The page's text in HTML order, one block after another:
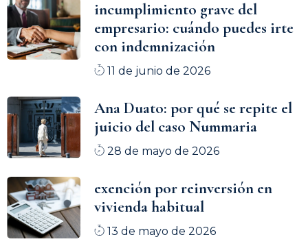
incumplimiento grave del
empresario: cuándo puedes irte
con indemnización
11 de junio de 2026
Ana Duato: por qué se repite el
juicio del caso Nummaria
28 de mayo de 2026
exención por reinversión en
vivienda habitual
13 de mayo de 2026